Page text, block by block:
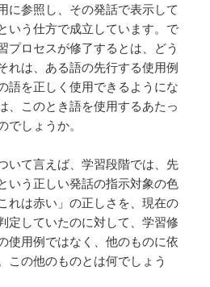
に参照し、その発話で表示して
いう仕方で成立しています。で
プロセスが修了するとは、どう
れは、ある語の先行する使用例
語を正しく使用できるようにな
、このとき語を使用するあたっ
しょうか。
いて言えば、学習段階では、先
いう正しい発話の指示対象の色
れは赤い」の正しさを、現在の
定していたのに対して、学習修
使用例ではなく、他のものに依
この他のものとは何でしょう